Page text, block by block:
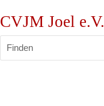
CVJM Joel e.V.
Finden